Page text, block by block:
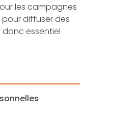
les campagnes
diffuser des
donc essentiel